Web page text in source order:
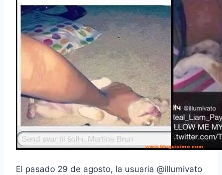
El pasado 29 de agosto, la usuaria @illumivato